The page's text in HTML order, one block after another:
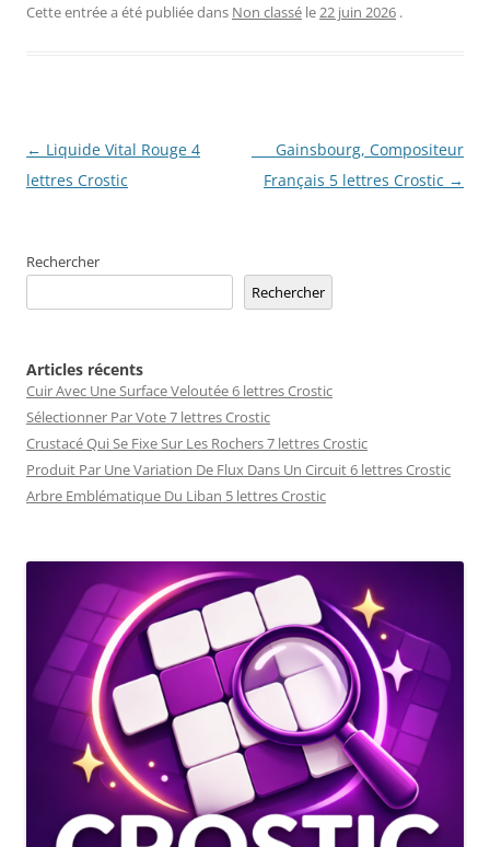
Cette entrée a été publiée dans Non classé le22 juin 2026 .
Navigation
des
← Liquide Vital Rouge 4
lettres Crostic
___ Gainsbourg, Compositeur
Français 5 lettres Crostic →
Rechercher
Rechercher
Articles récents
Cuir Avec Une Surface Veloutée 6 lettres Crostic
Sélectionner Par Vote 7 lettres Crostic
Crustacé Qui Se Fixe Sur Les Rochers 7 lettres Crostic
Produit Par Une Variation De Flux Dans Un Circuit 6 lettres Crostic
Arbre Emblématique Du Liban 5 lettres Crostic